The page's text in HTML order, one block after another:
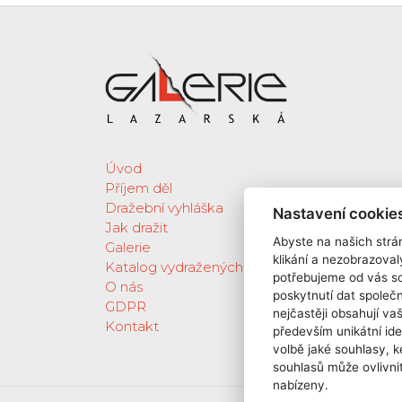
Úvod
Příjem děl
Dražební vyhláška
Jak dražit
Galerie
Katalog vydražených děl
O nás
GDPR
Kontakt
Nastavení
Abyste na našich
klikání a
potřebujeme od vás
poskytnutí dat
nejčastěji obsahují
především unikátní
volbě jaké souhlasy,
souhlasů může
nabízeny.